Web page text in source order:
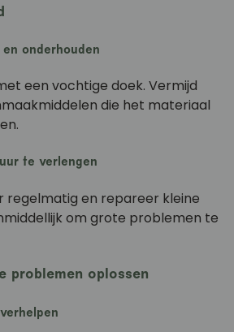
onderhouden
een vochtige doek. Vermijd
die het materiaal
te verlengen
regelmatig en repareer kleine
om grote problemen te
problemen oplossen